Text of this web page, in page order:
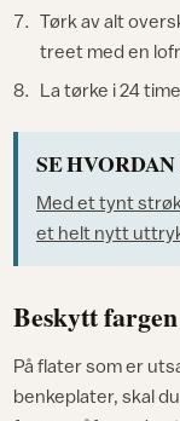
Tørk av alt
treet med en
La tørke i 24
SE
Med et tynt
et helt nytt
Beskytt
På flater som er
benkeplater, skal